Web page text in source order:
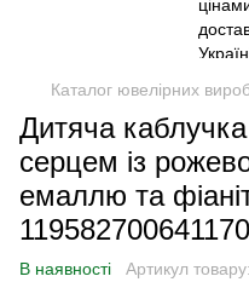
Каталог ювелірних
Дитяча
серцем із
емаллю та
В наявності Артикул товару: